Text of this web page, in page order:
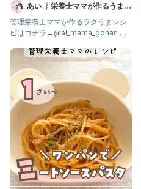
あい ︴栄養士ママが作るうまう
ま離乳食
管理栄養士ママが作るラクうまレシ
ピはコチラ→@ai_mama_gohan 離